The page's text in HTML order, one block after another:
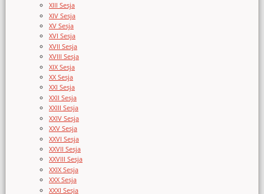
XIII Sesja
XIV Sesja
XV Sesja
XVI Sesja
XVII Sesja
XVIII Sesja
XIX Sesja
XX Sesja
XXI Sesja
XXII Sesja
XXIII Sesja
XXIV Sesja
XXV Sesja
XXVI Sesja
XXVII Sesja
XXVIII Sesja
XXIX Sesja
XXX Sesja
XXXI Sesja